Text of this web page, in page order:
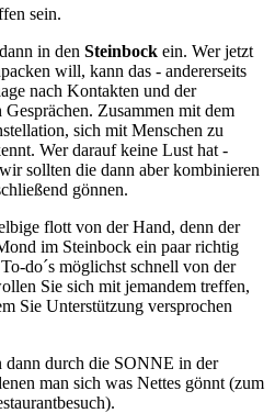
sein.
in den Steinbock ein. Wer jetzt
will, kann das - andererseits
nach Kontakten und der
Zusammen mit dem
sich mit Menschen zu
Wer darauf keine Lust hat -
sollten die dann aber kombinieren
gönnen.
flott von der Hand, denn der
im Steinbock ein paar richtig
do´s möglichst schnell von der
Sie sich mit jemandem treffen,
Sie Unterstützung versprochen
dann durch die SONNE in der
man sich was Nettes gönnt (zum